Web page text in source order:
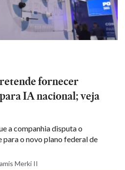
fornecer
IA nacional; veja
a companhia disputa o
o novo plano federal de
Merki II